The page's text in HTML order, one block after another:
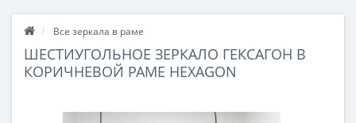
Все зеркала в раме
ШЕСТИУГОЛЬНОЕ ЗЕРКАЛО ГЕКСАГОН В
КОРИЧНЕВОЙ РАМЕ HEXAGON